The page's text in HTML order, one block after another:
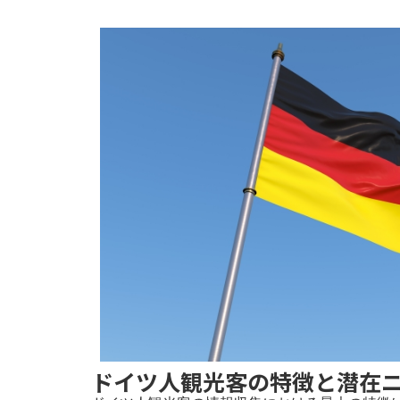
ドイツ人観光客の特徴と潜在